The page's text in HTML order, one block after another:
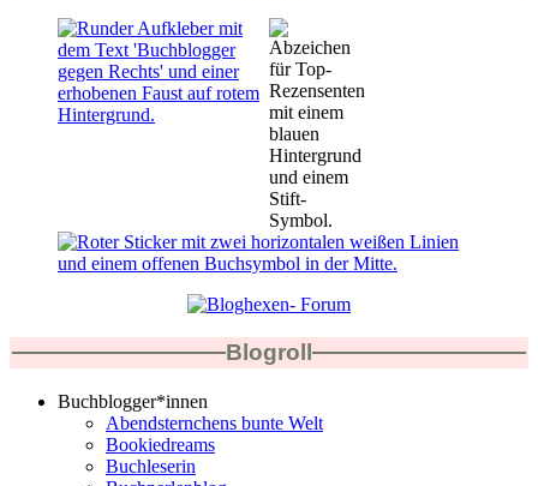
Blogroll
Buchblogger*innen
Abendsternchens bunte Welt
Bookiedreams
Buchleserin